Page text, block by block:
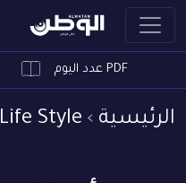
PDF عدد اليوم
الرئيسية Life Style